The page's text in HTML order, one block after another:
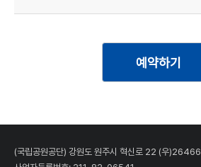
예약하기
(국립공원공단) 강원도 원주시 혁신로 22 (우)26466